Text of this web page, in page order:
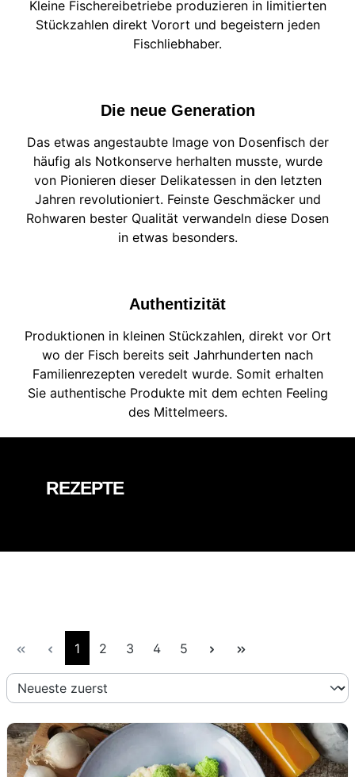
Kleine Fischereibetriebe produzieren in limitierten
Stückzahlen direkt Vorort und begeistern jeden
Fischliebhaber.
Die neue Generation
Das etwas angestaubte Image von Dosenfisch der
häufig als Notkonserve herhalten musste, wurde
von Pionieren dieser Delikatessen in den letzten
Jahren revolutioniert. Feinste Geschmäcker und
Rohwaren bester Qualität verwandeln diese Dosen
in etwas besonders.
Authentizität
Produktionen in kleinen Stückzahlen, direkt vor Ort
wo der Fisch bereits seit Jahrhunderten nach
Familienrezepten veredelt wurde. Somit erhalten
Sie authentische Produkte mit dem echten Feeling
des Mittelmeers.
REZEPTE
Seite
1 Seite
2 Seite
3 Seite
4 Seite
5